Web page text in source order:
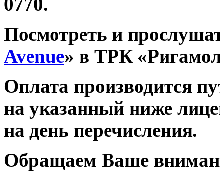
Посмотреть и
Avenue» в ТРК
Оплата производится
на указанный ниже
на день перечисления.
Обращаем Ваше